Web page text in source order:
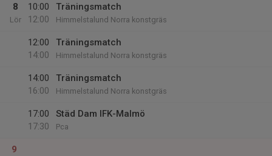
8
Lör
10:00
12:00
Träningsmatch
Himmelstalund Norra konstgräs
12:00
14:00
Träningsmatch
Himmelstalund Norra konstgräs
14:00
16:00
Träningsmatch
Himmelstalund Norra konstgräs
17:00
17:30
Städ Dam IFK-Malmö
Pca
9